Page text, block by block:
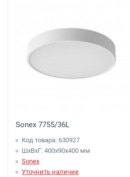
Доставка г. Калуга
Акция: Доставка до:
менее 3000 рублей. -
Доставка до
Sonex 7755/36L
Код товара: 630927
ШхВхГ: 400x90x400 мм
Sonex
Уточнить наличие